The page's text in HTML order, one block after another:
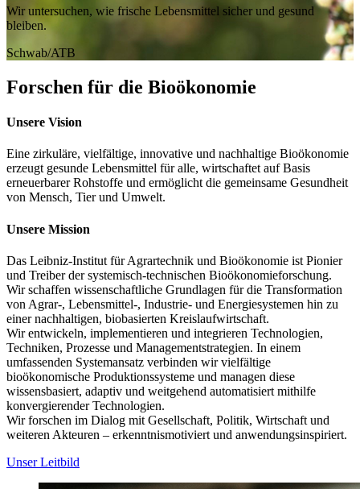
Wir untersuchen, wie frische Lebensmittel sicher und gesund
bleiben.
Schwab/ATB
Forschen für die Bioökonomie
Unsere Vision
Eine zirkuläre, vielfältige, innovative und nachhaltige Bioökonomie
erzeugt gesunde Lebensmittel für alle, wirtschaftet auf Basis
erneuerbarer Rohstoffe und ermöglicht die gemeinsame Gesundheit
von Mensch, Tier und Umwelt.
Unsere Mission
Das Leibniz-Institut für Agrartechnik und Bioökonomie ist Pionier
und Treiber der systemisch-technischen Bioökonomieforschung.
Wir schaffen wissenschaftliche Grundlagen für die Transformation
von Agrar-, Lebensmittel-, Industrie- und Energiesystemen hin zu
einer nachhaltigen, biobasierten Kreislaufwirtschaft.
Wir entwickeln, implementieren und integrieren Technologien,
Techniken, Prozesse und Managementstrategien. In einem
umfassenden Systemansatz verbinden wir vielfältige
bioökonomische Produktionssysteme und managen diese
wissensbasiert, adaptiv und weitgehend automatisiert mithilfe
konvergierender Technologien.
Wir forschen im Dialog mit Gesellschaft, Politik, Wirtschaft und
weiteren Akteuren – erkenntnismotiviert und anwendungsinspiriert.
Unser Leitbild